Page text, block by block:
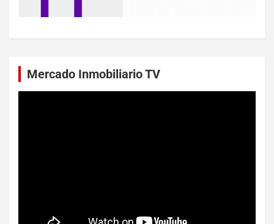
Mercado Inmobiliario TV